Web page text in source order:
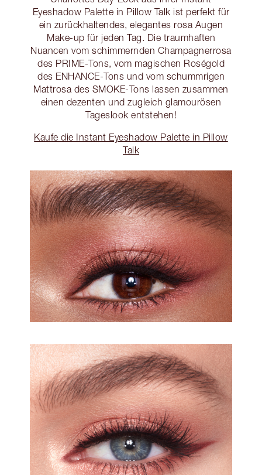
Eyeshadow Palette in Pillow Talk ist perfekt für
ein zurückhaltendes, elegantes rosa Augen
Make-up für jeden Tag. Die traumhaften
Nuancen vom schimmernden Champagnerrosa
des PRIME-Tons, vom magischen Roségold
des ENHANCE-Tons und vom schummrigen
Mattrosa des SMOKE-Tons lassen zusammen
einen dezenten und zugleich glamourösen
Tageslook entstehen!
Kaufe die Instant Eyeshadow Palette in Pillow
Talk